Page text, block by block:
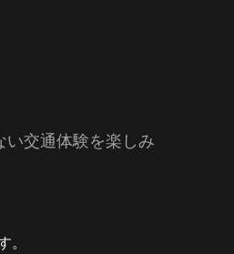
交通体験を楽しみ